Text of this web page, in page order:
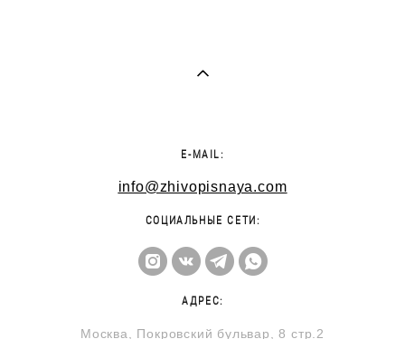
E-MAIL:
info@zhivopisnaya.com
СОЦИАЛЬНЫЕ СЕТИ:
АДРЕС:
Москва, Покровский бульвар, 8 стр.2